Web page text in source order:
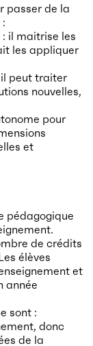
passer de la
: il maitrise les
les appliquer
il peut traiter
nouvelles,
pour
et
pédagogique
de crédits
élèves
et
année
sont :
donc
de la